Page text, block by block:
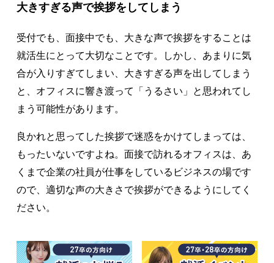
大きすぎる声で挨拶をしてしまう
受付でも、面接中でも、大きな声で挨拶をすることは
就活生にとって大切なことです。しかし、あまりに気
合が入りすぎてしまい、大きすぎる声を出してしまう
と、オフィスに響き渡って「うるさい」と思われてし
まう可能性があります。
良かれと思ってした挨拶で迷惑をかけてしまっては、
もったいないですよね。面接で訪れるオフィスは、あ
くまで企業の社員が仕事をしているビジネスの場です
ので、適切な声の大きさで挨拶ができるようにしてく
ださい。